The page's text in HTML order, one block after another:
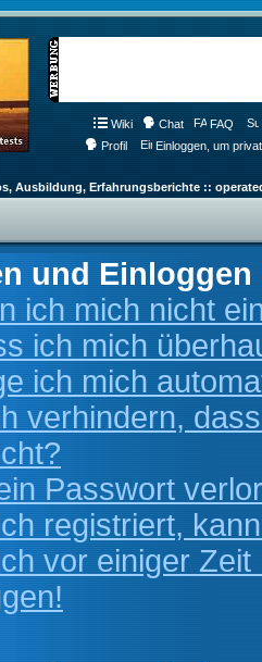
Wiki Chat FAQ
Profil
Einloggen, um
Ausbildung, Erfahrungsberichte ::
und Einloggen
ich mich nicht
ich mich
ich mich
verhindern,
Passwort
registriert,
vor einiger